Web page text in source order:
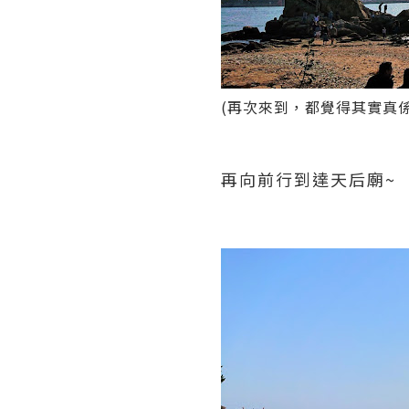
(再次來到，都覺得其實真
再向前行到達天后廟~